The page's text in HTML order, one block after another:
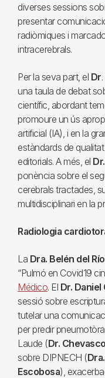
diverses sessions
presentar
radiòmiques i
intracerebrals.
Per la seva part, el Dr.
una taula de debat
científic, abordant
promoure un ús
artificial (IA), i en la
estàndards de
editorials. A més, el
ponència sobre el
cerebrals tractades,
multidisciplinari en la
Radiologia
La Dra. Belén del
“Pulmó en Covid19
Médico. El Dr. Daniel
sessió sobre
tutelar una
per predir
Laude (Dr. Chevasco
sobre DIPNECH (
Escobosa),